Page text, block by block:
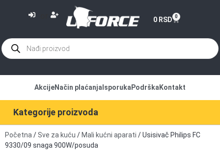
0 RSD 0
Kategorije proizvoda
AkcijeNačin plaćanja Isporuka Podrška Kontakt
Početna / Sve za kuću / Mali kućni aparati / Usisivač Philips FC
9330/09 snaga 900W/posuda